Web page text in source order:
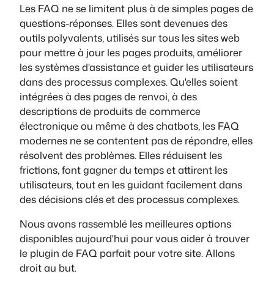
Les FAQ ne se limitent plus à de simples pages de
questions-réponses. Elles sont devenues des
outils polyvalents, utilisés sur tous les sites web
pour mettre à jour les pages produits, améliorer
les systèmes d'assistance et guider les utilisateurs
dans des processus complexes. Qu'elles soient
intégrées à des pages de renvoi, à des
descriptions de produits de commerce
électronique ou même à des chatbots, les FAQ
modernes ne se contentent pas de répondre, elles
résolvent des problèmes. Elles réduisent les
frictions, font gagner du temps et attirent les
utilisateurs, tout en les guidant facilement dans
des décisions clés et des processus complexes.
Nous avons rassemblé les meilleures options
disponibles aujourd'hui pour vous aider à trouver
le plugin de FAQ parfait pour votre site. Allons
droit au but.